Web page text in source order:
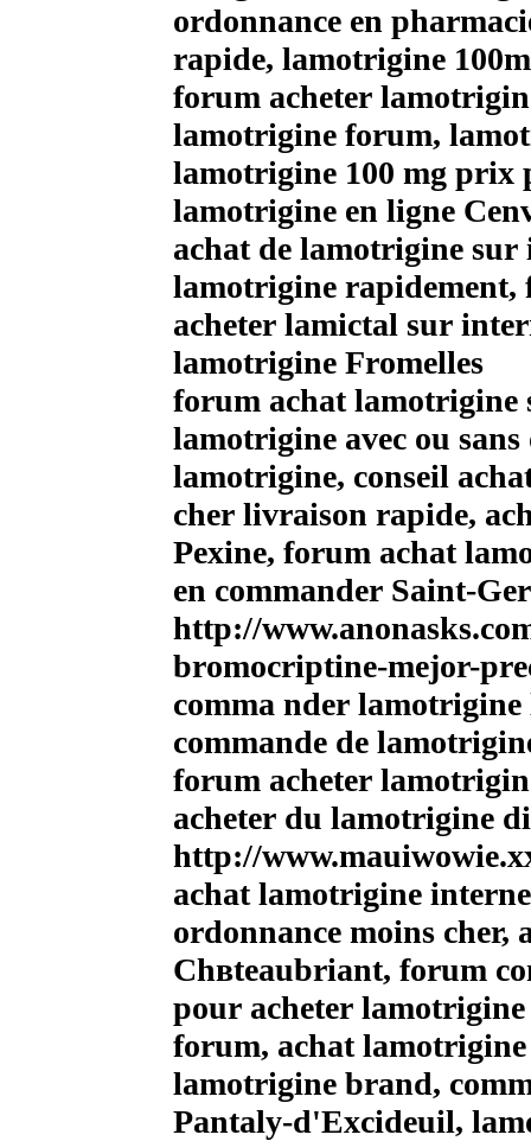
ordonnance en
rapide, lamotrigine
forum acheter
lamotrigine forum,
lamotrigine 100 mg prix
lamotrigine en ligne
achat de lamotrigine
lamotrigine rapidement,
acheter lamictal sur
lamotrigine Fromelles
forum achat lamotrigine
lamotrigine avec ou
lamotrigine, conseil
cher livraison rapide,
Pexine, forum achat
en commander Saint-
http://
bromocriptine-mejor-
comma nder
commande de
forum acheter
acheter du lamotrigine
http://
achat lamotrigine
ordonnance moins cher,
Chвteaubriant, forum
pour acheter
forum, achat
lamotrigine brand,
Pantaly-d'Excideuil,